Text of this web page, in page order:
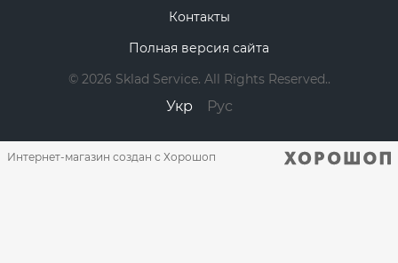
Контакты
Полная версия сайта
© 2026 Sklad Service. All Rights Reserved..
Укр Рус
Интернет-магазин создан с Хорошоп